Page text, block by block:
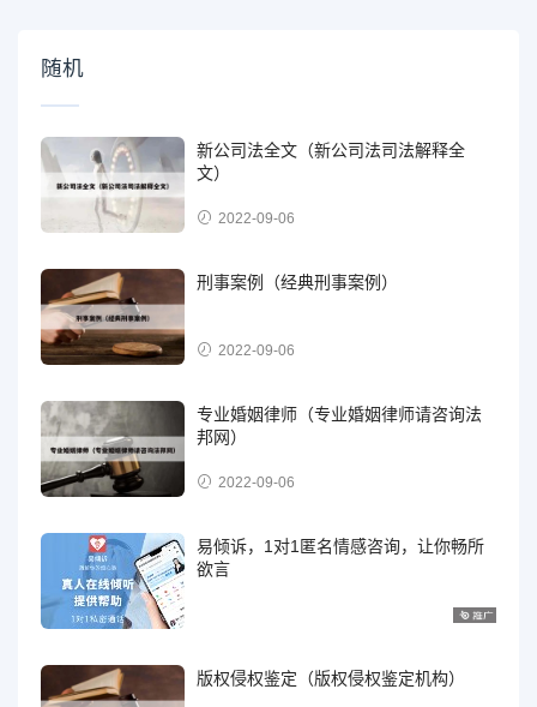
随机
新公司法全文（新公司法司法解释全
文）
2022-09-06
刑事案例（经典刑事案例）
2022-09-06
专业婚姻律师（专业婚姻律师请咨询法
邦网）
2022-09-06
易倾诉，1对1匿名情感咨询，让你畅所
欲言
版权侵权鉴定（版权侵权鉴定机构）